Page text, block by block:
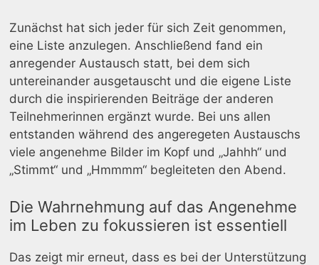
Zunächst hat sich jeder für sich Zeit genommen,
eine Liste anzulegen. Anschließend fand ein
anregender Austausch statt, bei dem sich
untereinander ausgetauscht und die eigene Liste
durch die inspirierenden Beiträge der anderen
Teilnehmerinnen ergänzt wurde. Bei uns allen
entstanden während des angeregeten Austauschs
viele angenehme Bilder im Kopf und „Jahhh“ und
„Stimmt“ und „Hmmmm“ begleiteten den Abend.
Die Wahrnehmung auf das Angenehme
im Leben zu fokussieren ist essentiell
Das zeigt mir erneut, dass es bei der Unterstützung